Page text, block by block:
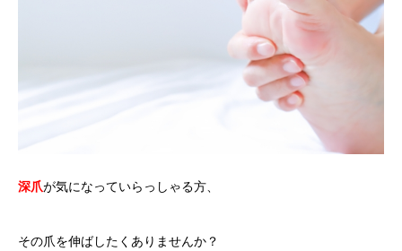
深爪が気になっていらっしゃる方、
その爪を伸ばしたくありませんか？